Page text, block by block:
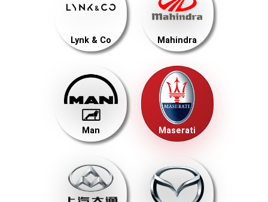
Lynk & Co Mahindra
Man Maserati